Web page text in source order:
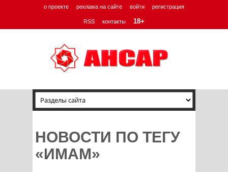
о проекте реклама на сайте войти регистрация
RSS контакты 18+
НОВОСТИ ПО ТЕГУ
«ИМАМ»